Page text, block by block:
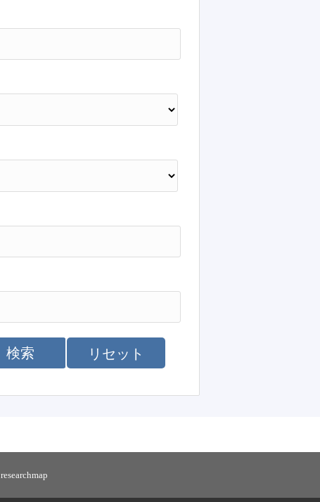
リセット
検索
researchmap